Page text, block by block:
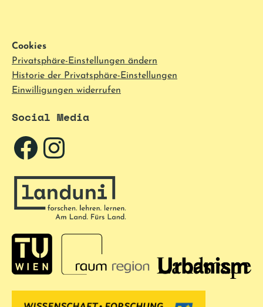
Cookies
Privatsphäre-Einstellungen ändern
Historie der Privatsphäre-Einstellungen
Einwilligungen widerrufen
Social Media
Facebook
Instagram